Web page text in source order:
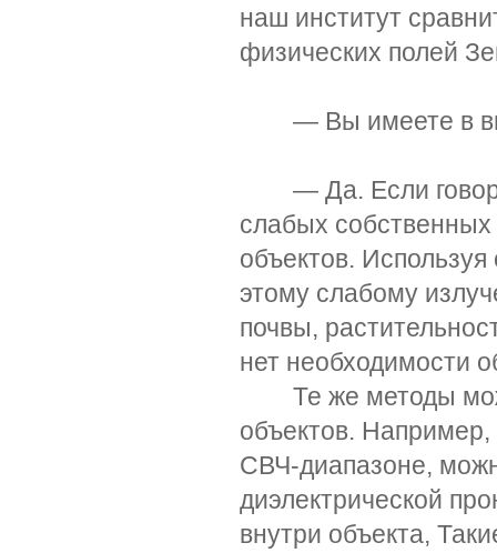
наш институт
физических полей
— Вы имеете в
— Да. Если
слабых собственных
объектов.
этому слабому
почвы,
нет необходимости
Те же методы
объектов.
СВЧ-диапазоне,
диэлектрической
внутри объекта,